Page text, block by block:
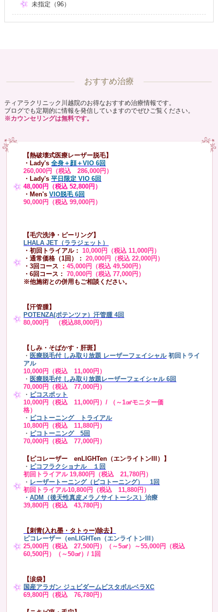
未指定（96）
おすすめ治療
ティアラクリニック川越院のお得なおすすめ治療情報です。
ブログでも定期的に情報を発信していますのでぜひご覧ください。
※カウンセリングは無料です。
【熱破壊式医療レーザー脱毛】
・Lady's 全身＋顔＋VIO 6回
260,000円（税込 286,000円）
・Lady's平日限定 VIO 6回
48,000円（税込 52,800円）
・Men's VIO脱毛 6回
90,000円（税込 99,000円）
【毛穴洗浄・ピーリング】
LHALA JET（ララジェット）
・初回トライアル：10,000円（税込 11,000円）
・通常価格（1回）：
20,000円（税込 22,000円）
・3回コース ：45,000円（税込 49,500円）
・6回コース：
70,000円（税込 77,000円）
※他施術との併用もご相談ください。
【汗管腫】
POTENZA(ポテンツァ）汗管腫 4回
80,000円 （税込88,000円）
【しみ・そばかす・肝斑】
・ 医療脱毛付 しみ取り放題 レーザーフェイシャル 初回トライ
アル
10,000円（税込 11,000円）
・ 医療脱毛付 しみ取り放題レーザーフェイシャル 6回
70,000円（税込 77,000円）
・ ピコスポット
10,000円（税込 11,000円）/ （～1㎠モニター価
格）
・ ピコトーニング トライアル
10,800円（税込 11,880円）
・ ピコトーニング 5回
70,000円（税込 77,000円）
【ピコレーザー enLIGHTen（エンライトンIII）】
・ ピコフラクショナル １回
初回トライアル 19,800円（税込 21,780円）
・ レーザートーニング（ピコトーニング） 1回
初回トライアル10,800円（税込 11,880円）
・ADM（後天性真皮メラノサイトーシス）治療
39,800円（税込 43,780円）
【刺青(入れ墨・タトゥー)除去】
ピコレーザー（enLIGHTen（エンライトンIII）
25,000円（税込 27,500円）（～5㎠）～55,000円（税込
60,500円）（～50㎠）/ 1回
【涙袋】
国産アラガン ジュビダームビスタボルベラXC
69,800円（税込 76,780円）